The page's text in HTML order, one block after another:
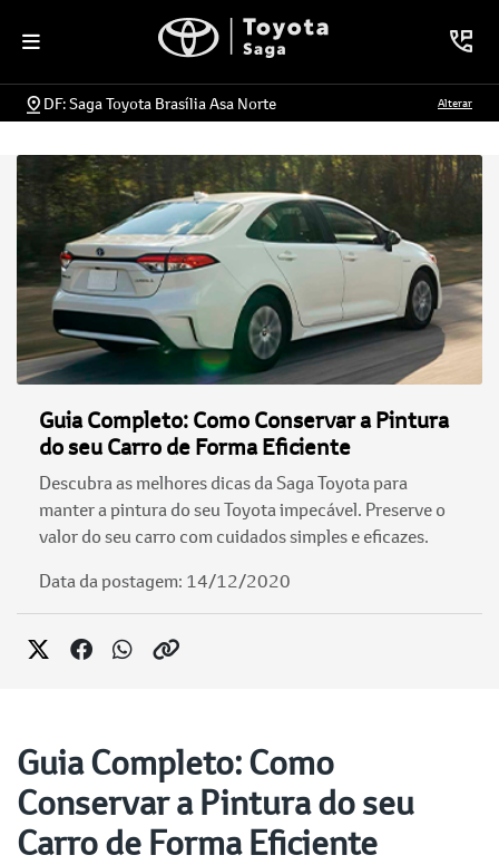
DF: Saga Toyota Brasília Asa Norte Alterar
Guia Completo: Como Conservar a Pintura
do seu Carro de Forma Eficiente
Descubra as melhores dicas da Saga Toyota para
manter a pintura do seu Toyota impecável. Preserve o
valor do seu carro com cuidados simples e eficazes.
Data da postagem: 14/12/2020
Guia Completo: Como
Conservar a Pintura do seu
Carro de Forma Eficiente